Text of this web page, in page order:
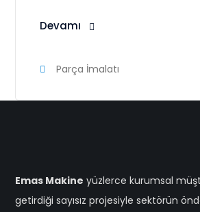
Devamı
Parça İmalatı
Emas Makine yüzlerce kurumsal
getirdiği sayısız projesiyle sektörün